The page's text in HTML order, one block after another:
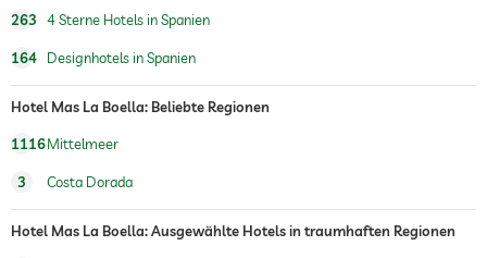
263 4 Sterne Hotels in Spanien
164 Designhotels in Spanien
Hotel Mas La Boella: Beliebte Regionen
1116Mittelmeer
3 Costa Dorada
Hotel Mas La Boella: Ausgewählte Hotels in traumhaften Regionen